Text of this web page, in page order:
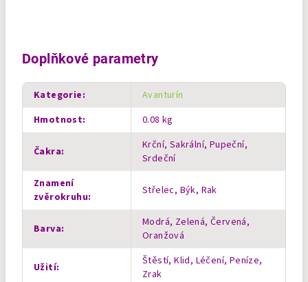
Doplňkové parametry
Kategorie:
Avanturín
Hmotnost: 0.08 kg
Čakra:
Krční, Sakrální, Pupeční,
Srdeční
Znamení
zvěrokruhu: Střelec, Býk, Rak
Barva:
Modrá, Zelená, Červená,
Oranžová
Užití:
Štěstí, Klid, Léčení, Peníze,
Zrak